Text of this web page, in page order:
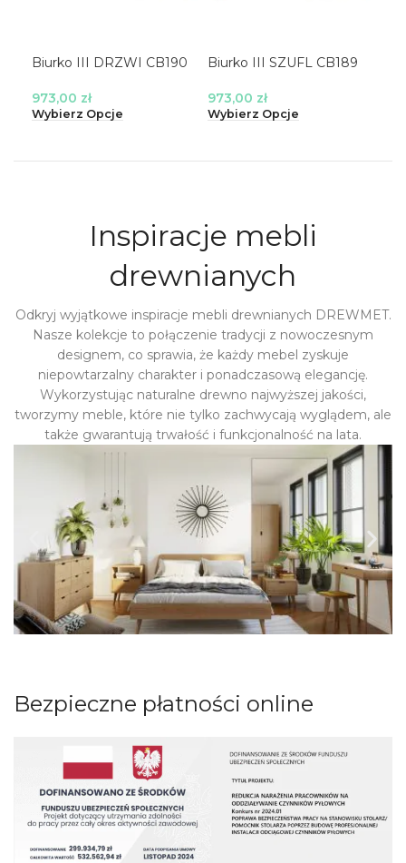
Biurko III DRZWI CB190
973,00 zł
Wybierz Opcje
Biurko III SZUFL CB189
973,00 zł
Wybierz Opcje
Inspiracje mebli
drewnianych
Odkryj wyjątkowe inspiracje mebli drewnianych DREWMET.
Nasze kolekcje to połączenie tradycji z nowoczesnym
designem, co sprawia, że każdy mebel zyskuje
niepowtarzalny charakter i ponadczasową elegancję.
Wykorzystując naturalne drewno najwyższej jakości,
tworzymy meble, które nie tylko zachwycają wyglądem, ale
także gwarantują trwałość i funkcjonalność na lata.
Bezpieczne płatności online